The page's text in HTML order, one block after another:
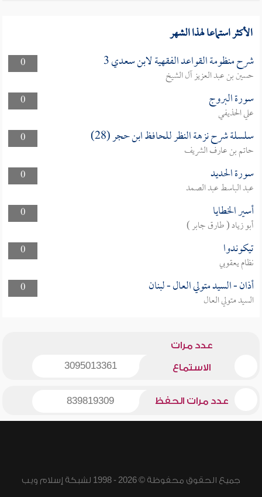
الأكثر استماعا لهذا الشهر
0 شرح منظومة القواعد الفقهية لابن سعدي 3
حسين بن عبد العزيز آل الشيخ
0
سورة البروج
علي الحذيفي
0
سلسلة شرح نزهة النظر للحافظ ابن حجر (28)
حاتم بن عارف الشريف
0
سورة الحديد
عبد الباسط عبد الصمد
0
أسير الخطايا
أبو زياد ( طارق جابر )
0
تيكوندوا
نظام يعقوبي
0
أذان - السيد متولي العال - لبنان
السيد متولي العال
عدد مرات
الاستماع 3095013361
عدد مرات الحفظ 839819309
جميع الحقوق محفوظة © 2026 - 1998 لشبكة إسلام ويب